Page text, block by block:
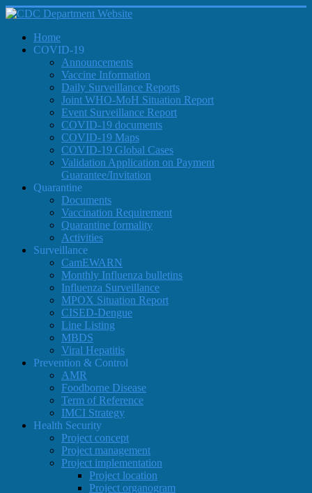
Home
COVID-19
Announcements
Vaccine Information
Daily Surveillance Reports
Joint WHO-MoH Situation Report
Event Surveillance Report
COVID-19 documents
COVID-19 Maps
COVID-19 Global Cases
Validation Application on Payment
Guarantee/Invitation
Quarantine
Documents
Vaccination Requirement
Quarantine formality
Activities
Surveillance
CamEWARN
Monthly Influenza bulletins
Influenza Surveillance
MPOX Situation Report
CISED-Dengue
Line Listing
MBDS
Viral Hepatitis
Prevention & Control
AMR
Foodborne Disease
Term of Reference
IMCI Strategy
Health Security
Project concept
Project management
Project implementation
Project location
Project organogram